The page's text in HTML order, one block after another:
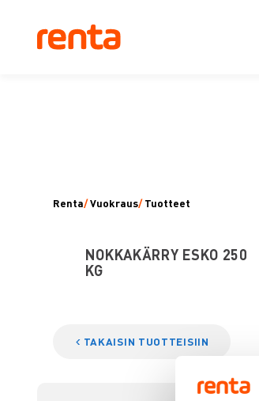
Renta/Vuokraus/ Tuotteet
NOKKAKÄRRY ESKO 250
KG
TAKAISIN TUOTTEISIIN